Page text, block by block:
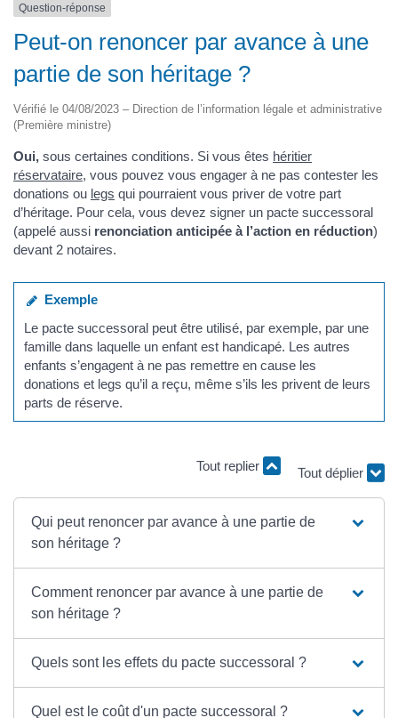
Question-réponse
Peut-on renoncer par avance à une
partie de son héritage ?
Vérifié le 04/08/2023 – Direction de l’information légale et administrative
(Première ministre)
Oui, sous certaines conditions. Si vous êtes héritier
réservataire, vous pouvez vous engager à ne pas contester les
donations ou legs qui pourraient vous priver de votre part
d’héritage. Pour cela, vous devez signer un pacte successoral
(appelé aussi renonciation anticipée à l’action en réduction)
devant 2 notaires.
Exemple
Le pacte successoral peut être utilisé, par exemple, par une
famille dans laquelle un enfant est handicapé. Les autres
enfants s’engagent à ne pas remettre en cause les
donations et legs qu’il a reçu, même s’ils les privent de leurs
parts de réserve.
Tout replier
Tout déplier
Qui peut renoncer par avance à une partie de
son héritage ?
Comment renoncer par avance à une partie de
son héritage ?
Quels sont les effets du pacte successoral ?
Quel est le coût d'un pacte successoral ?